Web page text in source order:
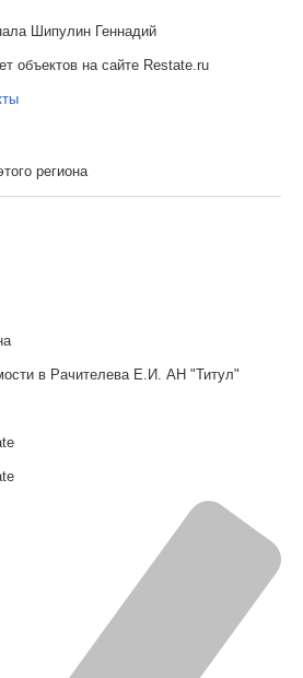
Шипулин Геннадий
объектов на сайте Restate.ru
региона
в Рачителева Е.И. АН "Титул"